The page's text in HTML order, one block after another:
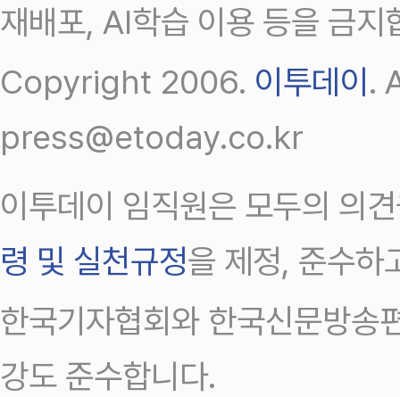
재배포, AI학습 이용 등을 금지
Copyright 2006. 이투데이.
press@etoday.co.kr
이투데이 임직원은 모두의 의
령 및 실천규정을 제정, 준수하
한국기자협회와 한국신문방송
강도 준수합니다.